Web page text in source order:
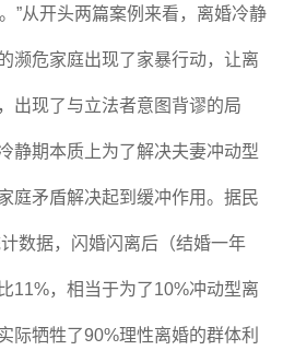
”从开头两篇案例来看，离婚冷静
濒危家庭出现了家暴行动，让离
出现了与立法者意图背谬的局
静期本质上为了解决夫妻冲动型
庭矛盾解决起到缓冲作用。据民
数据，闪婚闪离后（结婚一年
11%，相当于为了10%冲动型离
际牺牲了90%理性离婚的群体利